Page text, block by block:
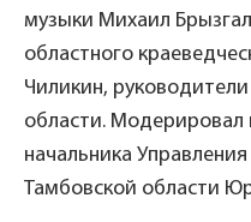
музыки Михаил
областного
Чиликин,
области. Модерировал
начальника
Тамбовской области